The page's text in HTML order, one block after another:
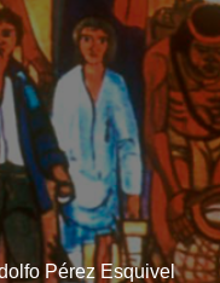
Pérez Esquivel